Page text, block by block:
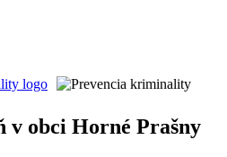
v obci Horné Prašny